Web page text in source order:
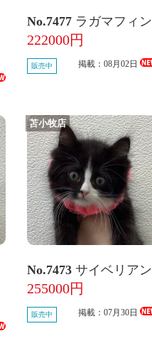
No.7477 ラガマフィン
222000円
販売中 掲載：08月02日
苫小牧店
No.7473 サイベリアン
255000円
販売中 掲載：07月30日